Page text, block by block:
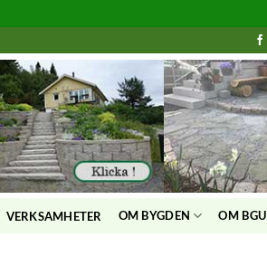
VERKSAMHETER OM BYGDEN OM BGU